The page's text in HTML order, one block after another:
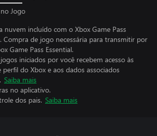
Jogo
nuvem incluído com o Xbox Game Pass
Compra de jogo necessária para transmitir por
Game Pass Essential.
iniciados por você recebem acesso às
do Xbox e aos dados associados
Saiba mais
no aplicativo.
dos pais. Saiba mais